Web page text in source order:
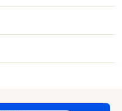
まで８２７ｍ/賃貸戸数:6